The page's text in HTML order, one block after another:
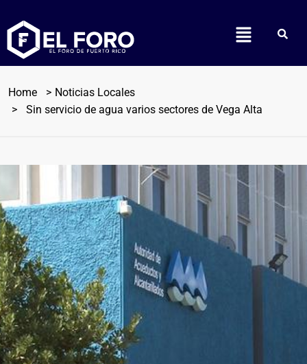
Home
Noticias Locales
Sin servicio de agua varios sectores de Vega Alta